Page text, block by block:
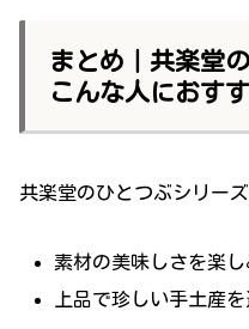
まとめ｜共楽堂
こんな人におす
共楽堂のひとつぶシリーズ
素材の美味しさを楽
上品で珍しい手土産